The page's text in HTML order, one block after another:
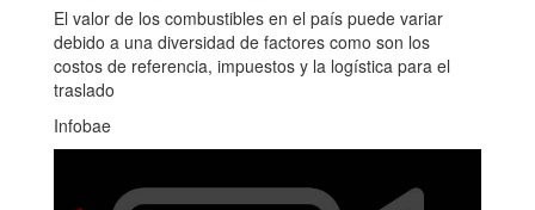
El valor de los combustibles en el país puede variar
debido a una diversidad de factores como son los
costos de referencia, impuestos y la logística para el
traslado
Infobae